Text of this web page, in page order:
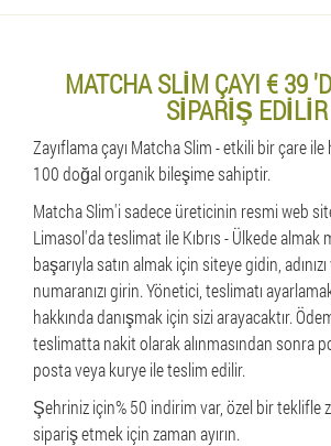
MATCHA SLIM ÇAYI € 39
SIPARIŞ EDILIR
Zayıflama çayı Matcha Slim - etkili bir çare ile
100 doğal organik bileşime sahiptir.
Matcha Slim'i sadece üreticinin resmi web
Limasol'da teslimat ile Kıbrıs - Ülkede almak
başarıyla satın almak için siteye gidin,
numaranızı girin. Yönetici, teslimatı
hakkında danışmak için sizi arayacaktır.
teslimatta nakit olarak alınmasından sonra
posta veya kurye ile teslim edilir.
Şehriniz için% 50 indirim var, özel bir teklifle
sipariş etmek için zaman ayırın.